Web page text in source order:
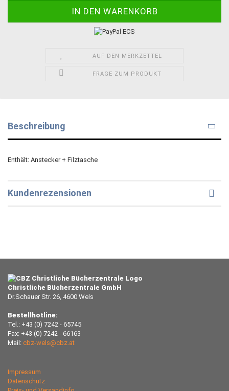
AUF DEN MERKZETTEL
FRAGE ZUM PRODUKT
Beschreibung
Enthält: Anstecker + Filztasche
Kundenrezensionen
Christliche Bücherzentrale GmbH
Dr.Schauer Str. 26, 4600 Wels
Bestellhotline:
Tel.: +43 (0) 7242 - 65745
Fax: +43 (0) 7242 - 66163
Mail: cbz-wels@cbz.at
Impressum
Datenschutz